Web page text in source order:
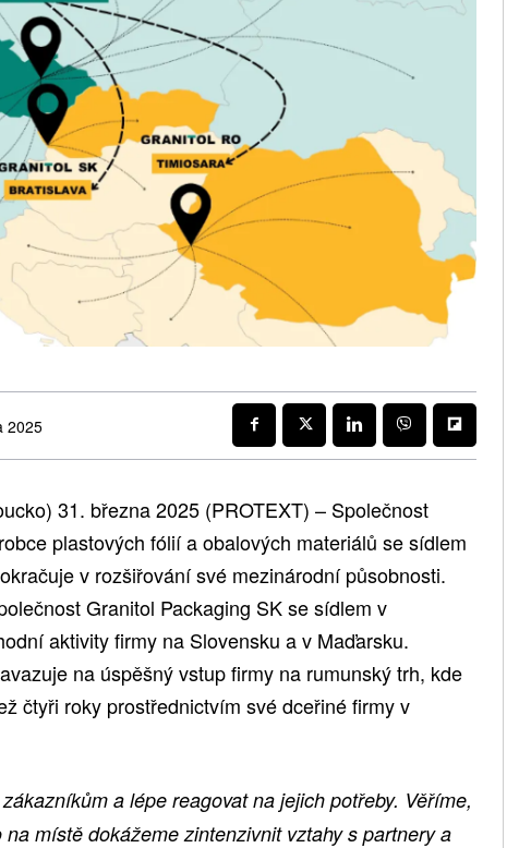
2025
31. března 2025 (PROTEXT) – Společnost
plastových fólií a obalových materiálů se sídlem
v rozšiřování své mezinárodní působnosti.
Granitol Packaging SK se sídlem v
aktivity firmy na Slovensku a v Maďarsku.
na úspěšný vstup firmy na rumunský trh, kde
čtyři roky prostřednictvím své dceřiné firmy v
a lépe reagovat na jejich potřeby. Věříme,
místě dokážeme zintenzivnit vztahy s partnery a